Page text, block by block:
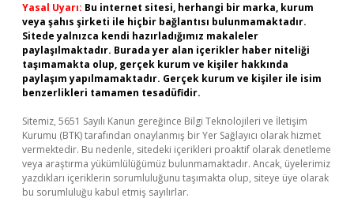
Yasal Uyarı: Bu internet sitesi, herhangi bir marka, kurum
veya şahıs şirketi ile hiçbir bağlantısı bulunmamaktadır.
Sitede yalnızca kendi hazırladığımız makaleler
paylaşılmaktadır. Burada yer alan içerikler haber niteliği
taşımamakta olup, gerçek kurum ve kişiler hakkında
paylaşım yapılmamaktadır. Gerçek kurum ve kişiler ile isim
benzerlikleri tamamen tesadüfidir.
Sitemiz, 5651 Sayılı Kanun gereğince Bilgi Teknolojileri ve İletişim
Kurumu (BTK) tarafından onaylanmış bir Yer Sağlayıcı olarak hizmet
vermektedir. Bu nedenle, sitedeki içerikleri proaktif olarak denetleme
veya araştırma yükümlülüğümüz bulunmamaktadır. Ancak, üyelerimiz
yazdıkları içeriklerin sorumluluğunu taşımakta olup, siteye üye olarak
bu sorumluluğu kabul etmiş sayılırlar.